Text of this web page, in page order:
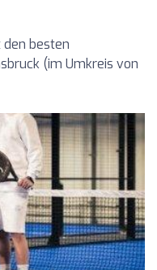
besten
(im Umkreis von